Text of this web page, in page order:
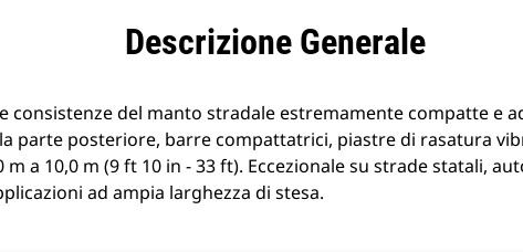
Descrizione Generale
consistenze del manto stradale estremamente compatte e
parte posteriore, barre compattatrici, piastre di rasatura
m a 10,0 m (9 ft 10 in - 33 ft). Eccezionale su strade statali,
ad ampia larghezza di stesa.